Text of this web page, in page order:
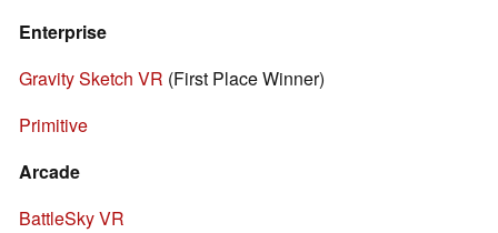
Enterprise
Gravity Sketch VR (First Place Winner)
Primitive
Arcade
BattleSky VR